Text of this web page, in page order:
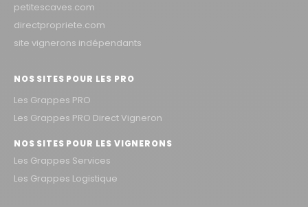
petitescaves.com
directpropriete.com
site vignerons indépendants
NOS SITES POUR LES PRO
Les Grappes PRO
Les Grappes PRO Direct Vigneron
NOS SITES POUR LES VIGNERONS
Les Grappes Services
Les Grappes Logistique